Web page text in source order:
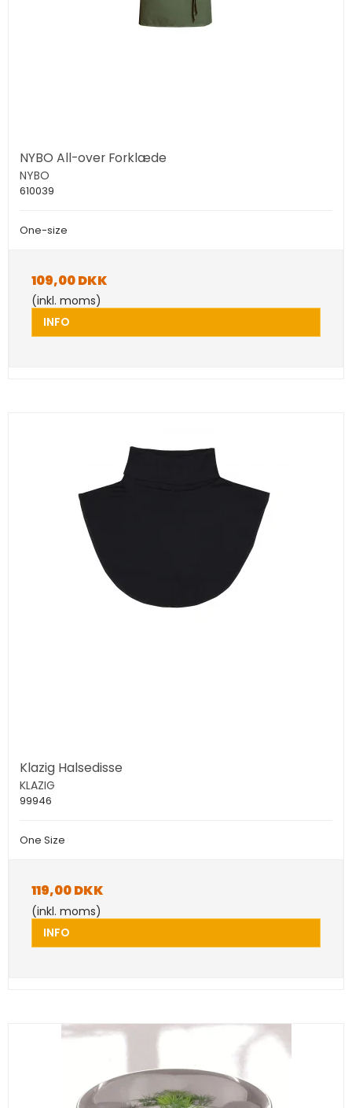
NYBO All-over Forklæde
NYBO
610039
One-size
109,00 DKK
(inkl. moms)
INFO
Klazig Halsedisse
KLAZIG
99946
One Size
119,00 DKK
(inkl. moms)
INFO